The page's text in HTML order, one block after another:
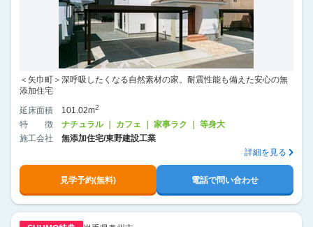
＜矢巾町＞深呼吸したくなる自然素材の家。耐震性能も備えた安心の無
添加住宅
延床面積
101.02m2
特徴
ナチュラル ｜ カフェ ｜ 家事ラク ｜ 等身大
施工会社
無添加住宅/東野建設工業
詳細を見る
見学予約(無料) 電話で問い合わせ